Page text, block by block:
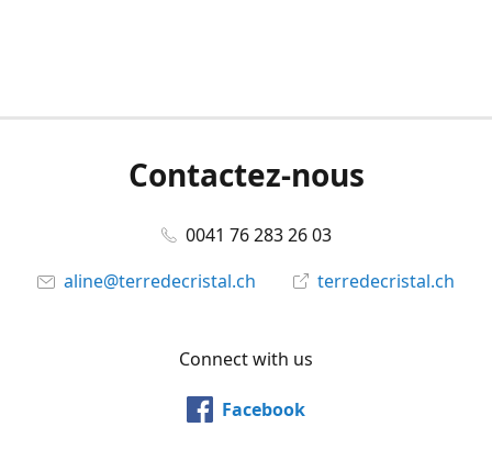
Contactez-nous
0041 76 283 26 03
aline@terredecristal.ch
terredecristal.ch
Connect with us
Facebook